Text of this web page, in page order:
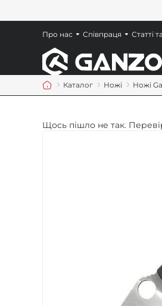
Про нас Співпраця Статті
Каталог Ножі Ножі
Щось пішло не так.